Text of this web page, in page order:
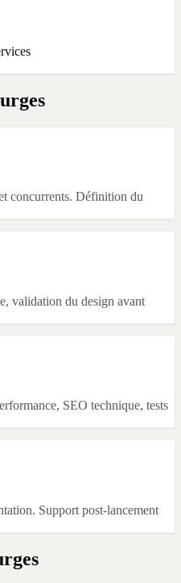
concurrents. Définition du
validation du design avant
SEO technique, tests
Support post-lancement